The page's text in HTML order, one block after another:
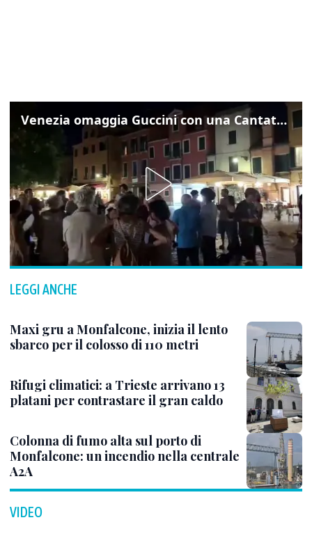
Venezia omaggia Guccini con una Cantata Anarchica in campo Santa Margherita
LEGGI ANCHE
Maxi gru a Monfalcone, inizia il lento
sbarco per il colosso di 110 metri
Rifugi climatici: a Trieste arrivano 13
platani per contrastare il gran caldo
Colonna di fumo alta sul porto di
Monfalcone: un incendio nella centrale
A2A
VIDEO